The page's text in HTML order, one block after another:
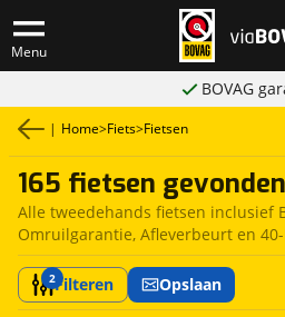
Menu
BOVAG
| Home>Fiets>Fietsen
165 fietsen gevonden
Alle tweedehands fietsen inclusief
Omruilgarantie, Afleverbeurt en
2Filteren Opslaan